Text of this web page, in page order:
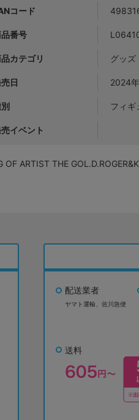
コード
番号
カテゴリ グッズ
日 2024
フィギ
イベント
ARTIST THE
配送業者
ヤマト運輸、佐川急便
送料